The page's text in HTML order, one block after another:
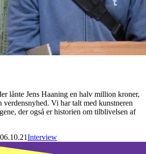
lånte Jens Haaning en halv million kroner,
Vi har talt med kunstneren
der også er historien om tilblivelsen af
06.10.21Interview